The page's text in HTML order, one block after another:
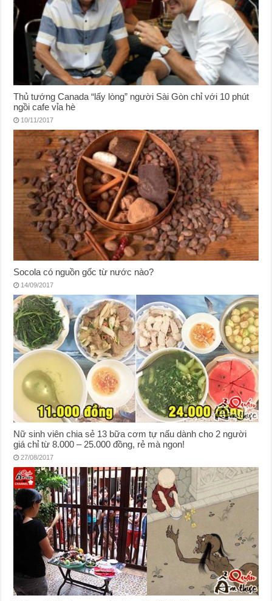
Thủ tướng Canada “lấy lòng” người Sài Gòn chỉ với 10 phút
ngồi cafe vỉa hè
10/11/2017
Socola có nguồn gốc từ nước nào?
14/09/2017
Nữ sinh viên chia sẻ 13 bữa cơm tự nấu dành cho 2 người
giá chỉ từ 8.000 – 25.000 đồng, rẻ mà ngon!
27/08/2017